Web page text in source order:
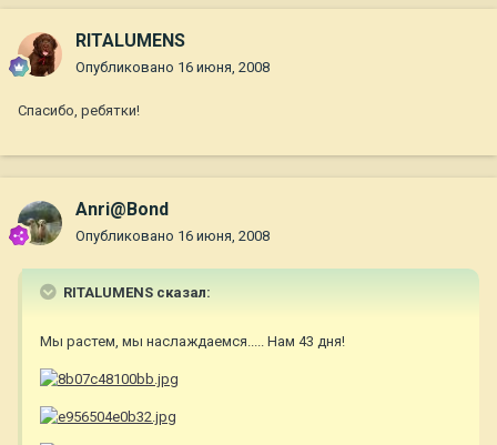
RITALUMENS
Опубликовано 16 июня, 2008
Спасибо, ребятки!
Anri@Bond
Опубликовано 16 июня, 2008
RITALUMENS сказал:
Мы растем, мы наслаждаемся..... Нам 43 дня!